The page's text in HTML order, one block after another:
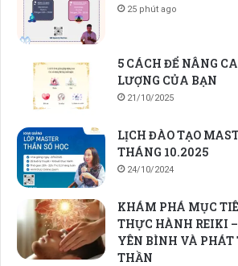
25 phút ago
5 CÁCH ĐỂ NÂNG
LƯỢNG CỦA BẠN
21/10/2025
LỊCH ĐÀO TẠO
THÁNG 10.2025
24/10/2024
KHÁM PHÁ MỤC
THỰC HÀNH REIKI
YÊN BÌNH VÀ
THẦN